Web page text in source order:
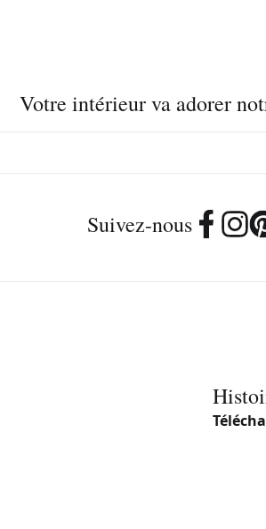
Votre intérieur va adorer
Suivez-nous